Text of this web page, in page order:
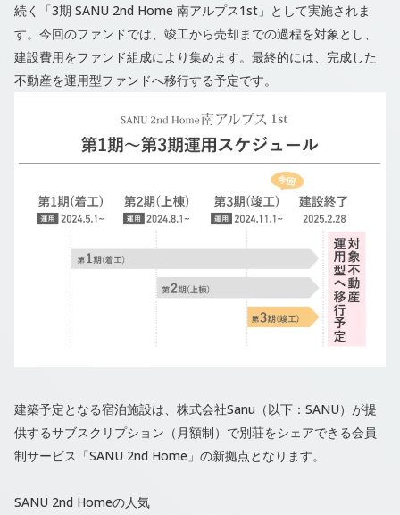
続く「3期 SANU 2nd Home 南アルプス1st」として実施されま
す。今回のファンドでは、竣工から売却までの過程を対象とし、
建設費用をファンド組成により集めます。最終的には、完成した
不動産を運用型ファンドへ移行する予定です。
建築予定となる宿泊施設は、株式会社Sanu（以下：SANU）が提
供するサブスクリプション（月額制）で別荘をシェアできる会員
制サービス「SANU 2nd Home」の新拠点となります。
SANU 2nd Homeの人気